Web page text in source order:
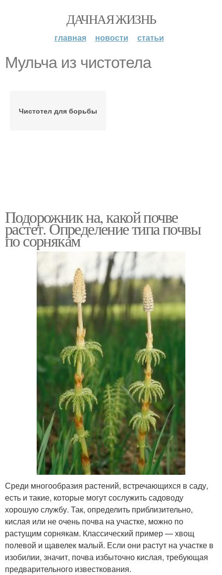
ДАЧНАЯ ЖИЗНЬ
главная новости статьи
Мульча из чистотела
Чистотел для борьбы
Подорожник на, какой почве
растет. Определение типа почвы
по сорнякам
Среди многообразия растений, встречающихся в саду,
есть и такие, которые могут сослужить садоводу
хорошую службу. Так, определить приблизительно,
кислая или не очень почва на участке, можно по
растущим сорнякам. Классический пример — хвощ
полевой и щавелек малый. Если они растут на участке в
изобилии, значит, почва избыточно кислая, требующая
предварительного известкования.